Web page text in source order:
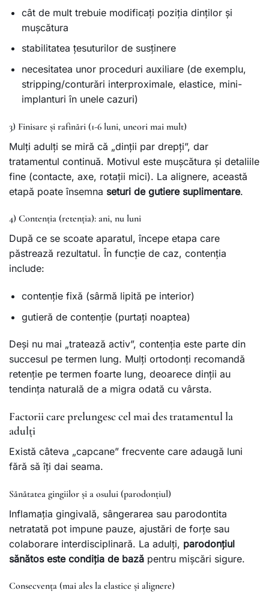
cât de mult trebuie modificați poziția dinților și
mușcătura
stabilitatea țesuturilor de susținere
necesitatea unor proceduri auxiliare (de exemplu,
stripping/conturări interproximale, elastice, mini-
implanturi în unele cazuri)
3) Finisare și rafinări (1-6 luni, uneori mai mult)
Mulți adulți se miră că „dinții par drepți”, dar
tratamentul continuă. Motivul este mușcătura și detaliile
fine (contacte, axe, rotații mici). La alignere, această
etapă poate însemna seturi de gutiere suplimentare.
4) Contenția (retenția): ani, nu luni
După ce se scoate aparatul, începe etapa care
păstrează rezultatul. În funcție de caz, contenția
include:
contenție fixă (sârmă lipită pe interior)
gutieră de contenție (purtați noaptea)
Deși nu mai „tratează activ”, contenția este parte din
succesul pe termen lung. Mulți ortodonți recomandă
retenție pe termen foarte lung, deoarece dinții au
tendința naturală de a migra odată cu vârsta.
Factorii care prelungesc cel mai des tratamentul la
adulți
Există câteva „capcane” frecvente care adaugă luni
fără să îți dai seama.
Sănătatea gingiilor și a osului (parodonțiul)
Inflamația gingivală, sângerarea sau parodontita
netratată pot impune pauze, ajustări de forțe sau
colaborare interdisciplinară. La adulți, parodonțiul
sănătos este condiția de bază pentru mișcări sigure.
Consecvența (mai ales la elastice și alignere)